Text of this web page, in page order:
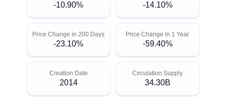
-10.90% -14.10%
Price Change in 200 Days
-23.10%
Price Change in 1 Year
-59.40%
Creation Date
2014
Circulation Supply
34.30B